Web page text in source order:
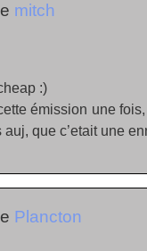
mitch
:)
émission une
que c’etait une
Plancton